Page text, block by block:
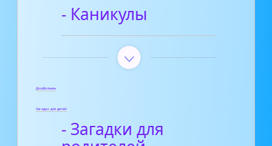
- Каникулы
Диафильмы
Загадки для детей
- Загадки для